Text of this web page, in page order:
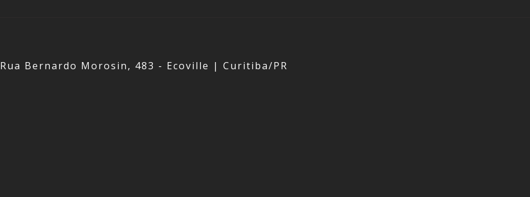
Rua Bernardo Morosin, 483 - Ecoville | Curitiba/PR